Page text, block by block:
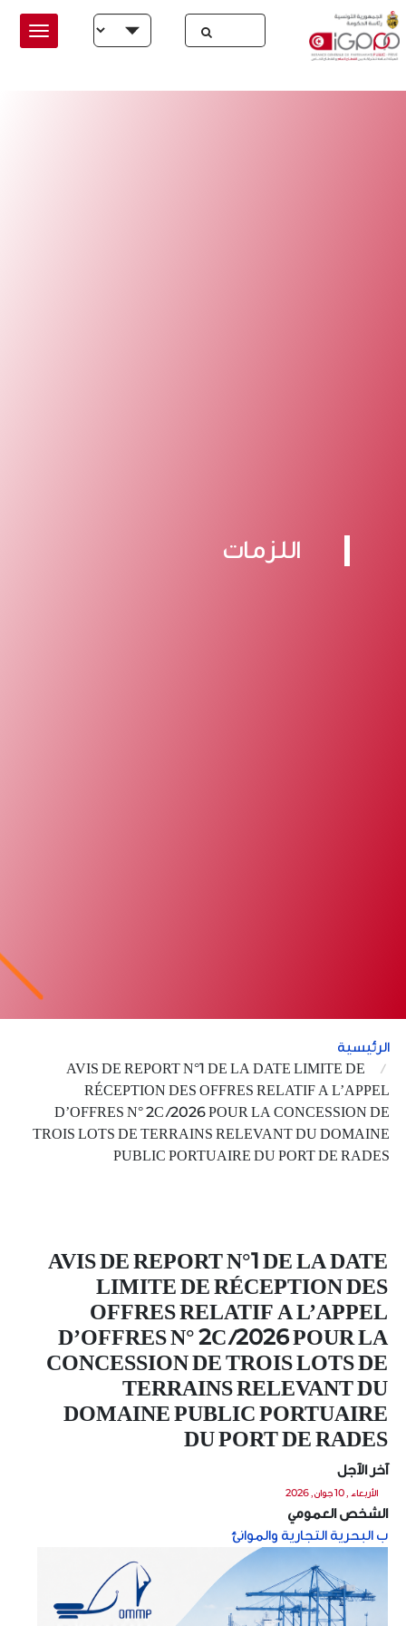
Skip to main content
Select your language
اللزمات
الرئيسية
AVIS DE REPORT N°1 DE LA DATE LIMITE DE
RÉCEPTION DES OFFRES RELATIF A L’APPEL
D’OFFRES N° 2C /2026 POUR LA CONCESSION DE
TROIS LOTS DE TERRAINS RELEVANT DU DOMAINE
PUBLIC PORTUAIRE DU PORT DE RADES
AVIS DE REPORT N°1 DE LA DATE
LIMITE DE RÉCEPTION DES
OFFRES RELATIF A L’APPEL
D’OFFRES N° 2C /2026 POUR LA
CONCESSION DE TROIS LOTS DE
TERRAINS RELEVANT DU
DOMAINE PUBLIC PORTUAIRE
DU PORT DE RADES
آخر الآجل
الأربعاء , 10 جوان, 2026
الشخص العمومي
ب البحرية التجارية والموانئ